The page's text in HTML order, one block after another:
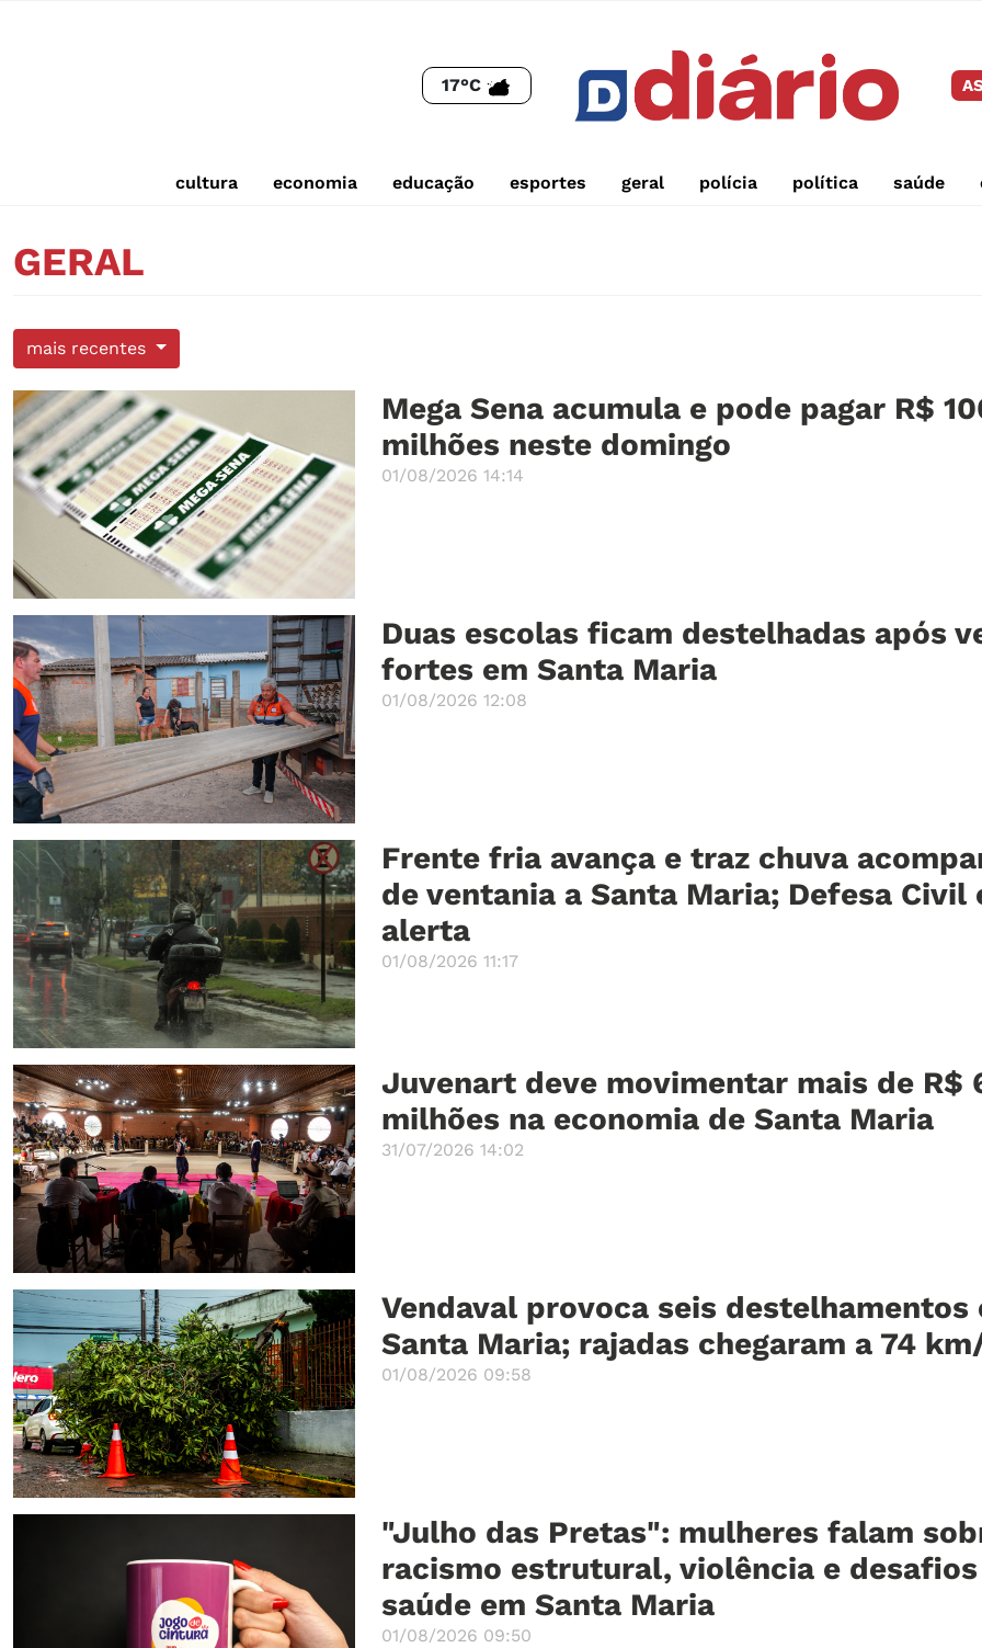
17°C
cultura economia educação esportes geral polícia política saúde
GERAL
mais recentes
Mega Sena acumula e pode pagar R$
milhões neste domingo
01/08/2026 14:14
Duas escolas ficam destelhadas após
fortes em Santa Maria
01/08/2026 12:08
Frente fria avança e traz chuva
de ventania a Santa Maria; Defesa Civil
alerta
01/08/2026 11:17
Juvenart deve movimentar mais de R$
milhões na economia de Santa Maria
31/07/2026 14:02
Vendaval provoca seis destelhamentos
Santa Maria; rajadas chegaram a 74
01/08/2026 09:58
"Julho das Pretas": mulheres falam
racismo estrutural, violência e
saúde em Santa Maria
01/08/2026 09:50